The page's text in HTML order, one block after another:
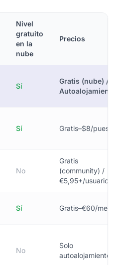
Nivel
gratuito
en la
nube
Precios
Sí
Gratis (nube) /
Autoalojamiento
Sí Gratis–$8/puesto
No
Gratis
(community) /
€5,95+/usuario
Sí Gratis–€60/mes
No
Solo
autoalojamiento